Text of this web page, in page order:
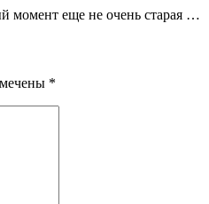
момент еще не очень старая …
*